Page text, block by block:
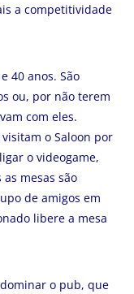
a competitividade
40 anos. São
ou, por não terem
com eles.
o Saloon por
o videogame,
mesas são
de amigos em
libere a mesa
o pub, que